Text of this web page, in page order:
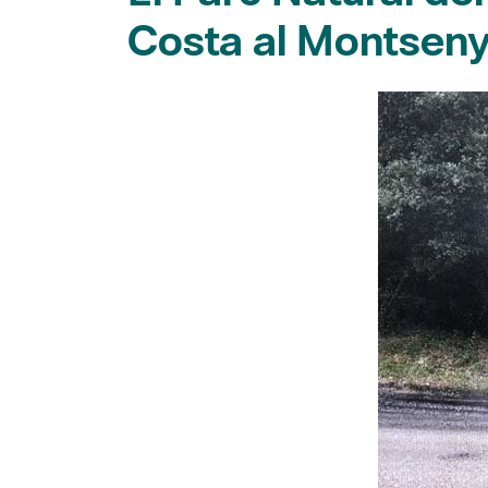
Costa al